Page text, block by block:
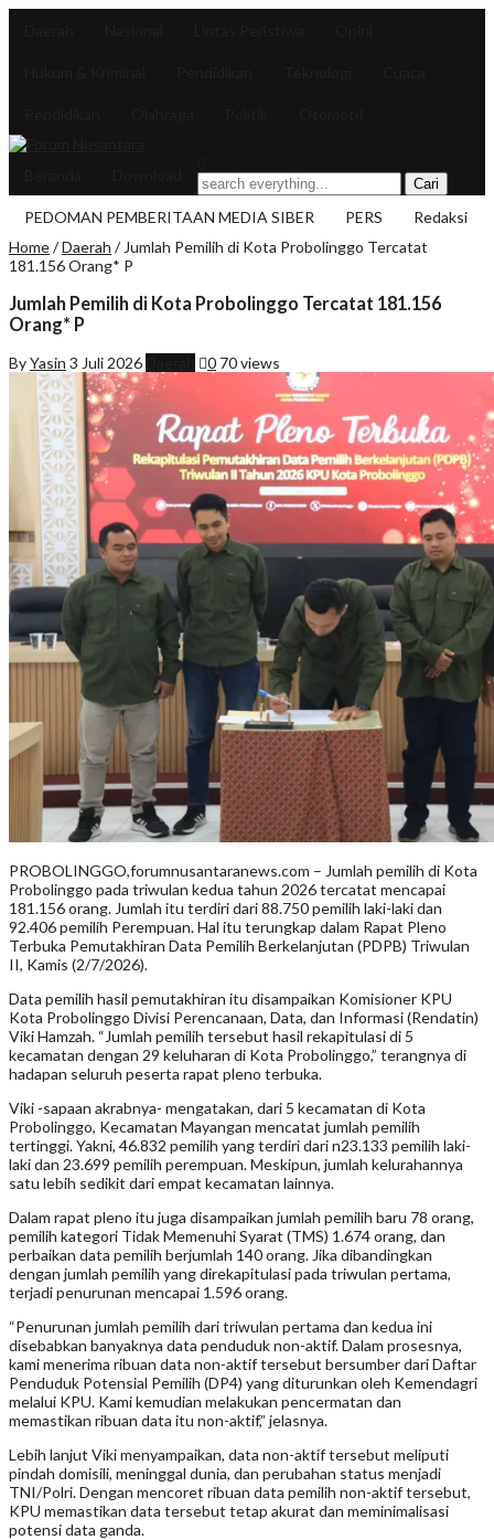
PEDOMAN PEMBERITAAN MEDIA SIBER PERS
Redaksi
Home/Daerah / Jumlah Pemilih di Kota Probolinggo Tercatat
181.156 Orang* P
Jumlah Pemilih di Kota Probolinggo Tercatat 181.156
Orang* P
ByYasin 3 Juli 2026 0 70 views
PROBOLINGGO,forumnusantaranews.com – Jumlah pemilih di Kota
Probolinggo pada triwulan kedua tahun 2026 tercatat mencapai
181.156 orang. Jumlah itu terdiri dari 88.750 pemilih laki-laki dan
92.406 pemilih Perempuan. Hal itu terungkap dalam Rapat Pleno
Terbuka Pemutakhiran Data Pemilih Berkelanjutan (PDPB) Triwulan
II, Kamis (2/7/2026).
Data pemilih hasil pemutakhiran itu disampaikan Komisioner KPU
Kota Probolinggo Divisi Perencanaan, Data, dan Informasi (Rendatin)
Viki Hamzah. “Jumlah pemilih tersebut hasil rekapitulasi di 5
kecamatan dengan 29 keluharan di Kota Probolinggo,” terangnya di
hadapan seluruh peserta rapat pleno terbuka.
Viki -sapaan akrabnya- mengatakan, dari 5 kecamatan di Kota
Probolinggo, Kecamatan Mayangan mencatat jumlah pemilih
tertinggi. Yakni, 46.832 pemilih yang terdiri dari n23.133 pemilih laki-
laki dan 23.699 pemilih perempuan. Meskipun, jumlah kelurahannya
satu lebih sedikit dari empat kecamatan lainnya.
Dalam rapat pleno itu juga disampaikan jumlah pemilih baru 78 orang,
pemilih kategori Tidak Memenuhi Syarat (TMS) 1.674 orang, dan
perbaikan data pemilih berjumlah 140 orang. Jika dibandingkan
dengan jumlah pemilih yang direkapitulasi pada triwulan pertama,
terjadi penurunan mencapai 1.596 orang.
“Penurunan jumlah pemilih dari triwulan pertama dan kedua ini
disebabkan banyaknya data penduduk non-aktif. Dalam prosesnya,
kami menerima ribuan data non-aktif tersebut bersumber dari Daftar
Penduduk Potensial Pemilih (DP4) yang diturunkan oleh Kemendagri
melalui KPU. Kami kemudian melakukan pencermatan dan
memastikan ribuan data itu non-aktif,” jelasnya.
Lebih lanjut Viki menyampaikan, data non-aktif tersebut meliputi
pindah domisili, meninggal dunia, dan perubahan status menjadi
TNI/Polri. Dengan mencoret ribuan data pemilih non-aktif tersebut,
KPU memastikan data tersebut tetap akurat dan meminimalisasi
potensi data ganda.